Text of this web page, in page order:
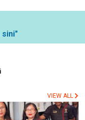
sini"
VIEW ALL